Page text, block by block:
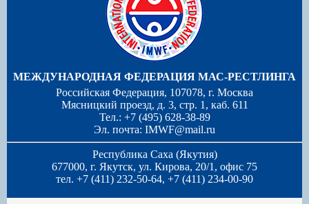
МЕЖДУНАРОДНАЯ ФЕДЕРАЦИЯ МАС-РЕСТЛИНГА
Российская Федерация, 107078, г. Москва
Мясницкий проезд, д. 3, стр. 1, каб. 611
Тел.: +7 (495) 628-38-89
Эл. почта: IMWF@mail.ru
Республика Саха (Якутия)
677000, г. Якутск, ул. Кирова, 20/1, офис 75
тел. +7 (411) 232-50-64, +7 (411) 234-00-90